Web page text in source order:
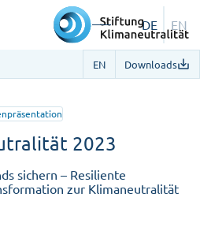
DE EN
EN Downloads
2023
sichern – Resiliente
zur Klimaneutralität